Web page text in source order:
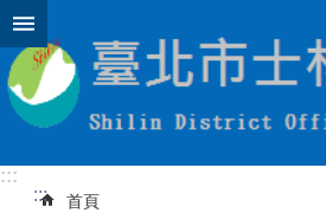
跳到主要內容區塊
:::
:::
首頁